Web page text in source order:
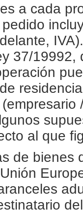
a cada
37/
al que
de bienes